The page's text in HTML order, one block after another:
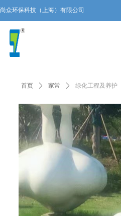
尚众环保科技（上海）有限公司
021-54170326
china_sunzone@163.com
首页 ꄲ 家常 ꄲ 绿化工程及养护